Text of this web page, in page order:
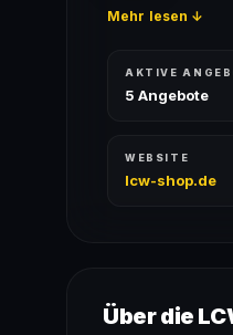
Mehr lesen ↓
AKTIVE
5 Angebote
WEBSITE
lcw-shop.de
Über die